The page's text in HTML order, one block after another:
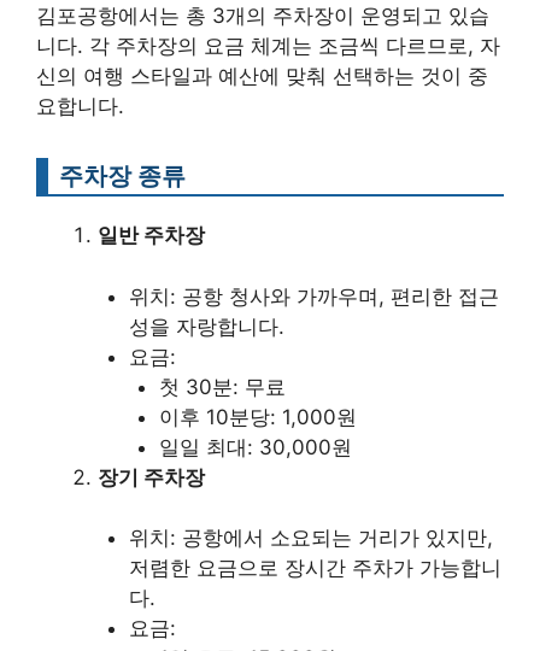
김포공항에서는 총 3개의 주차장이 운영되고 있습
니다. 각 주차장의 요금 체계는 조금씩 다르므로, 자
신의 여행 스타일과 예산에 맞춰 선택하는 것이 중
요합니다.
주차장 종류
일반 주차장
위치: 공항 청사와 가까우며, 편리한 접근
성을 자랑합니다.
요금:
첫 30분: 무료
이후 10분당: 1,000원
일일 최대: 30,000원
장기 주차장
위치: 공항에서 소요되는 거리가 있지만,
저렴한 요금으로 장시간 주차가 가능합니
다.
요금: